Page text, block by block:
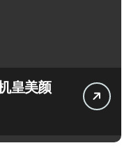
皇美颜